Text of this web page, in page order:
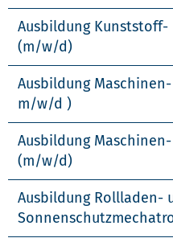
Ausbildung
(m/w/d)
Ausbildung
m/w/d )
Ausbildung
(m/w/d)
Ausbildung Rollladen-